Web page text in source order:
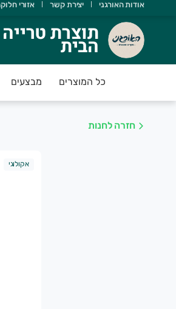
תוצרת טרייה ובריאה עד
האורגני מטפח מעגל חקלאים וצרכנים
אודות האורגני יצירת קשר אזורי
תוצרת
הבית
כל המוצרים מבצעים
חזרה לחנות
אקולוגי